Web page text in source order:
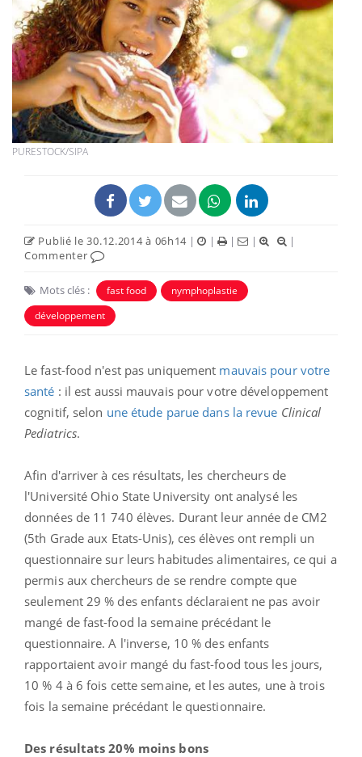
PURESTOCK/SIPA
Publié le 30.12.2014 à 06h14 | | | |
|
Commenter
Mots clés : fast food
nymphoplastie
développement
Le fast-food n'est pas uniquement mauvais pour votre
santé : il est aussi mauvais pour votre développement
cognitif, selon une étude parue dans la revue Clinical
Pediatrics.
Afin d'arriver à ces résultats, les chercheurs de
l'Université Ohio State University ont analysé les
données de 11 740 élèves. Durant leur année de CM2
(5th Grade aux Etats-Unis), ces élèves ont rempli un
questionnaire sur leurs habitudes alimentaires, ce qui a
permis aux chercheurs de se rendre compte que
seulement 29 % des enfants déclaraient ne pas avoir
mangé de fast-food la semaine précédant le
questionnaire. A l'inverse, 10 % des enfants
rapportaient avoir mangé du fast-food tous les jours,
10 % 4 à 6 fois cette semaine, et les autes, une à trois
fois la semaine précédant le questionnaire.
Des résultats 20% moins bons